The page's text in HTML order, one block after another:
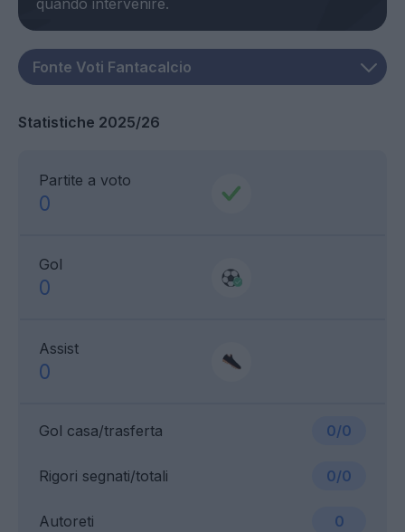
Statistiche 2025/26
Partite a voto
0
Gol
0
Assist
0
Gol casa/trasferta 0/0
Rigori segnati/totali 0/0
Autoreti 0